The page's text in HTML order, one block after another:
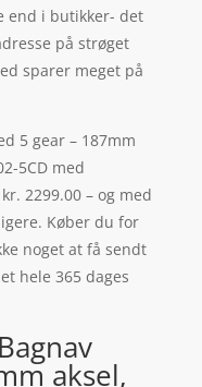
end i butikker- det
på strøget
sparer meget på
5 gear – 187mm
5CD med
2299.00 – og med
Køber du for
noget at få sendt
hele 365 dages
aksel,